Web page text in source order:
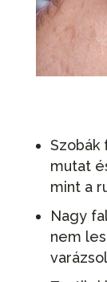
Szobák
mutat
mint a
Nagy
nem